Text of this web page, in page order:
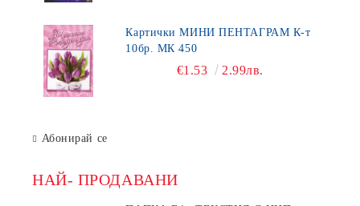
Картички МИНИ ПЕНТАГРАМ К-т
10бр. МК 450
€1.53 2.99лв.
Абонирай се
НАЙ- ПРОДАВАНИ